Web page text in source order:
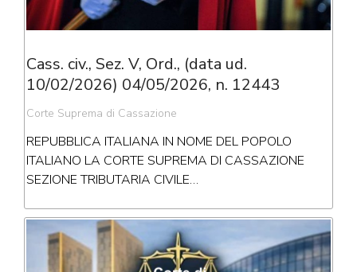
Cass. civ., Sez. V, Ord., (data ud.
10/02/2026) 04/05/2026, n. 12443
Corte Suprema di Cassazione
REPUBBLICA ITALIANA IN NOME DEL POPOLO
ITALIANO LA CORTE SUPREMA DI CASSAZIONE
SEZIONE TRIBUTARIA CIVILE…